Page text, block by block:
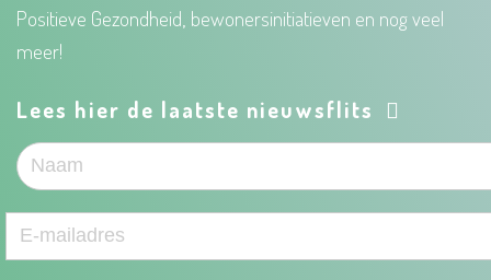
Positieve Gezondheid, bewonersinitiatieven en nog veel
meer!
Lees hier de laatste nieuwsflits